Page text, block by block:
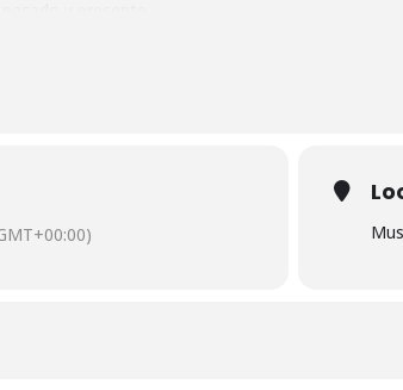
actividades culturales para celebrar el libro y la
desde una mirada contemporánea.